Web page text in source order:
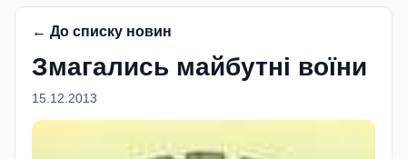
← До списку новин
Змагались майбутні воїни
15.12.2013